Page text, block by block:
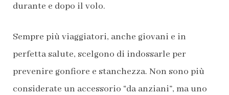
durante e dopo il volo.
Sempre più viaggiatori, anche giovani e in
perfetta salute, scelgono di indossarle per
prevenire gonfiore e stanchezza. Non sono più
considerate un accessorio “da anziani”, ma uno